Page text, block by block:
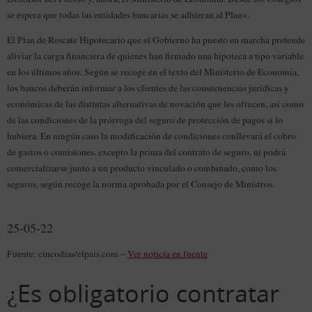
se espera que todas las entidades bancarias se adhieran al Plan».
El Plan de Rescate Hipotecario que el Gobierno ha puesto en marcha pretende
aliviar la carga financiera de quienes han firmado una hipoteca a tipo variable
en los últimos años. Según se recoge en el texto del Ministerio de Economía,
los bancos deberán informar a los clientes de las consecuencias jurídicas y
económicas de las distintas alternativas de novación que les ofrecen, así como
de las condiciones de la prórroga del seguro de protección de pagos si lo
hubiera. En ningún caso la modificación de condiciones conllevará el cobro
de gastos o comisiones, excepto la prima del contrato de seguro, ni podrá
comercializarse junto a un producto vinculado o combinado, como los
seguros, según recoge la norma aprobada por el Consejo de Ministros.
25-05-22
Fuente: cincodias/elpais.com –Ver noticia en fuente
¿Es obligatorio contratar